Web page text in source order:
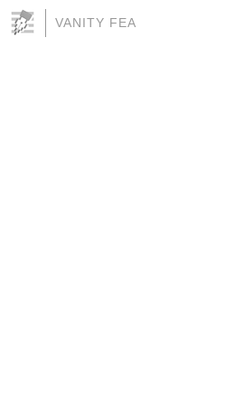
VANITY FEA